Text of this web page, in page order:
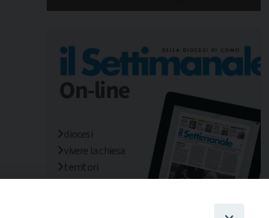
diocesi
vivere la chiesa
territori
mondo/missioni